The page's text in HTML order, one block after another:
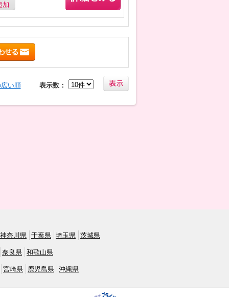
い順 表示数：
神奈川県 千葉県 埼玉県 茨城県
奈良県 和歌山県
宮崎県 鹿児島県 沖縄県